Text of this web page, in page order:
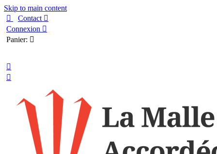
Skip to main content

Contact 
Connexion 
Panier: 

